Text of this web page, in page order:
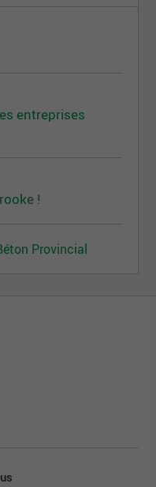
entreprises
!
Provincial